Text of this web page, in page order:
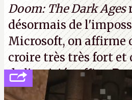
Doom: The Dark Ages
désormais de
Microsoft, on affirme
croire très très fort et
de l'amitié suffira.P.